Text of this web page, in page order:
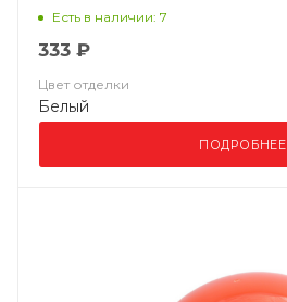
Есть в наличии: 7
333 ₽
Цвет отделки
Белый
ПОДРОБНЕЕ